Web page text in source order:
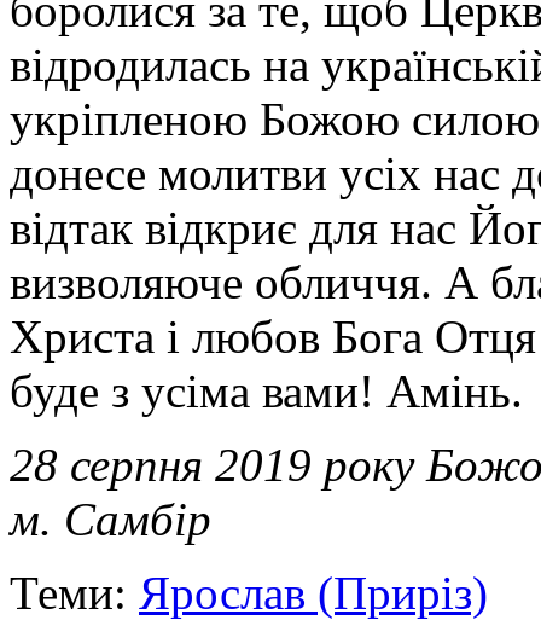
відродилась на
укріпленою Божою
донесе молитви усіх нас
відтак відкриє для нас
визволяюче обличчя. А
Христа і любов Бога
буде з усіма вами! Амінь.
28 серпня 2019 року
м. Самбір
Теми: Ярослав (Приріз)